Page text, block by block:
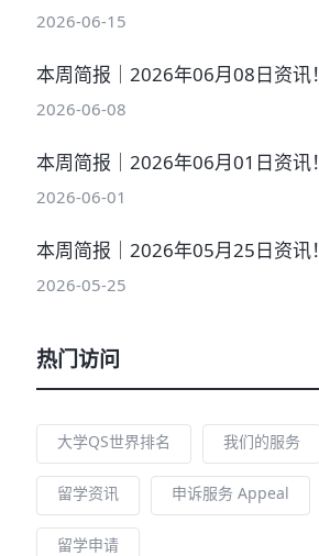
2026-06-15
本周简报｜2026年06月08日资讯！
2026-06-08
本周简报｜2026年06月01日资讯！
2026-06-01
本周简报｜2026年05月25日资讯！
2026-05-25
热门访问
大学QS世界排名 我们的服务
留学资讯 申诉服务 Appeal
留学申请